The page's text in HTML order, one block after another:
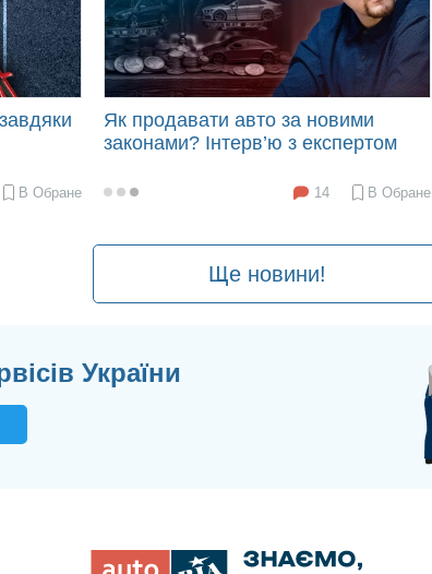
В Обране
Як продавати авто за новими
законами? Інтерв’ю з експертом
2024-
13:54
14 В Обране
Ще новини!
України